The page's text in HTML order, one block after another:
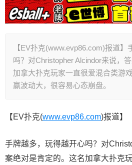
【EV扑克(www.evp86.com)报道
吗？对Christopher Alcindor来说，
加拿大扑克玩家一直很爱混合类游
赢波动大，很容易心态崩盘。
【EV扑克(www.evp86.com)报道】
手牌越多，玩得越开心吗？对
案绝对是肯定的。这名加拿大扑克